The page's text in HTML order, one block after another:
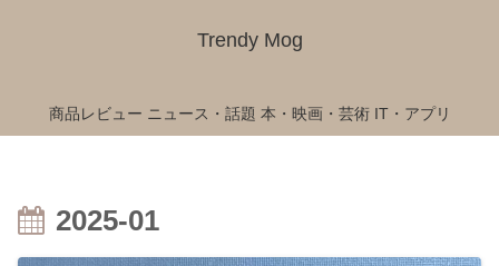
Trendy Mog
商品レビュー ニュース・話題 本・映画・芸術 IT・アプリ
2025-01